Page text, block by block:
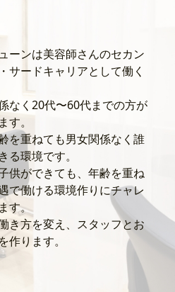
ーンは美容師さんのセカン
サードキャリアとして働く
なく20代〜60代までの方が
す。
を重ねても男女関係なく誰
る環境です。
供ができても、年齢を重ね
で働ける環境作りにチャレ
す。
き方を変え、スタッフとお
作ります。